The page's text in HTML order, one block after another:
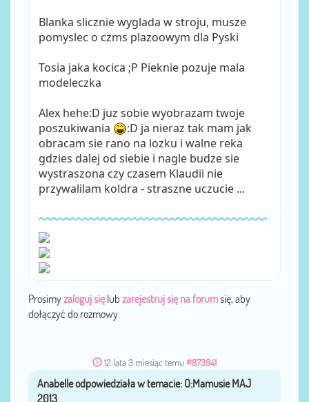
Blanka slicznie wyglada w stroju, musze
pomyslec o czms plazoowym dla Pyski
Tosia jaka kocica ;P Pieknie pozuje mala
modeleczka
Alex hehe:D juz sobie wyobrazam twoje
poszukiwania
:D ja nieraz tak mam jak
obracam sie rano na lozku i walne reka
gdzies dalej od siebie i nagle budze sie
wystraszona czy czasem Klaudii nie
przywalilam koldra - straszne uczucie ...
Prosimyzaloguj sięlub zarejestruj się na forumsię, aby
dołączyć do rozmowy.
12 lata 3 miesiąc temu #873941
przezAnabelle